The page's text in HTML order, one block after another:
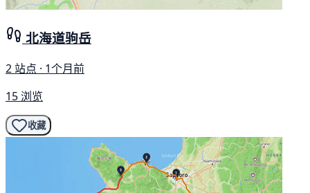
北海道驹岳
2 站点 · 1个月前
15 浏览
收藏